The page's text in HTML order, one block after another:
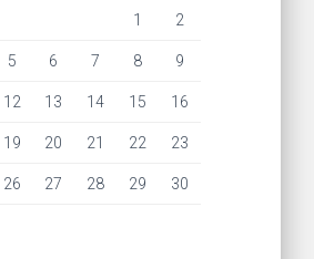
1 2
5 6 7 8 9
12 13 14 15 16
19 20 21 22 23
26 27 28 29 30